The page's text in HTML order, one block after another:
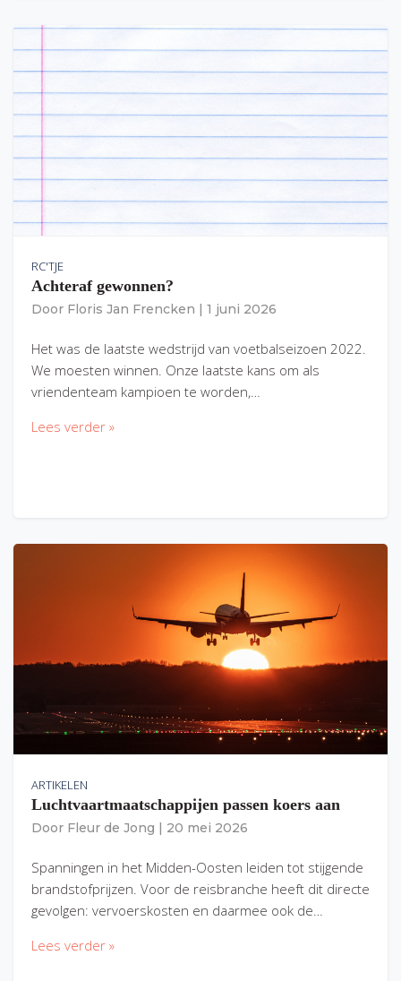
RC'TJE
Achteraf gewonnen?
Door Floris Jan Frencken 1 juni 2026
Het was de laatste wedstrijd van voetbalseizoen 2022.
We moesten winnen. Onze laatste kans om als
vriendenteam kampioen te worden,…
Lees verder »
ARTIKELEN
Luchtvaartmaatschappijen passen koers aan
Door Fleur de Jong 20 mei 2026
Spanningen in het Midden-Oosten leiden tot stijgende
brandstofprijzen. Voor de reisbranche heeft dit directe
gevolgen: vervoerskosten en daarmee ook de…
Lees verder »